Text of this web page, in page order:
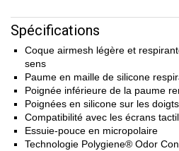
Spécifications
Coque airmesh légère et
sens
Paume en maille de silicone
Poignée inférieure de la paume
Poignées en silicone sur les
Compatibilité avec les écrans
Essuie-pouce en micropolaire
Technologie Polygiene® Odor